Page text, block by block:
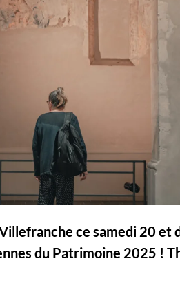
ce samedi 20 et
du Patrimoine 2025 !